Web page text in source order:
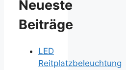
Neueste
Beiträge
LED
Reitplatzbeleuchtung